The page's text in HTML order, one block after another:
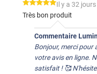
*****
Il y a 32 jours
Très bon produit
Commentaire
Bonjour, merci pour
votre avis en ligne.
satisfait ! 🥰